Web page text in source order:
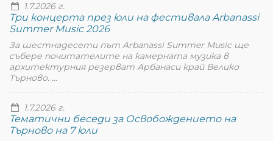
1.7.2026 г.
Три концерта през юли на фестивала Arbanassi
Summer Music 2026
За шестнадесети път Arbanassi Summer Music ще
събере почитателите на камерната музика в
архитектурния резерват Арбанаси край Велико
Търново. ...
1.7.2026 г.
Тематични беседи за Освобождението на
Търново на 7 юли